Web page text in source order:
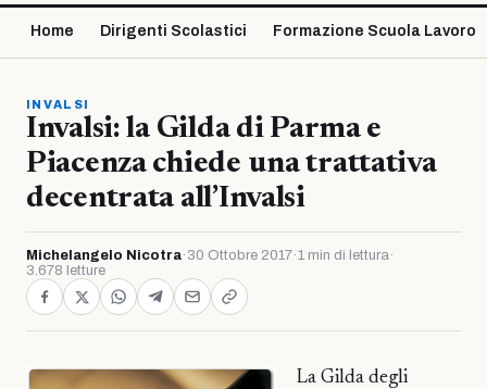
Home Dirigenti Scolastici Formazione Scuola Lavoro
INVALSI
Invalsi: la Gilda di Parma e
Piacenza chiede una trattativa
decentrata all’Invalsi
Michelangelo Nicotra· 30 Ottobre 2017·1 min di lettura·
3.678 letture
La Gilda degli